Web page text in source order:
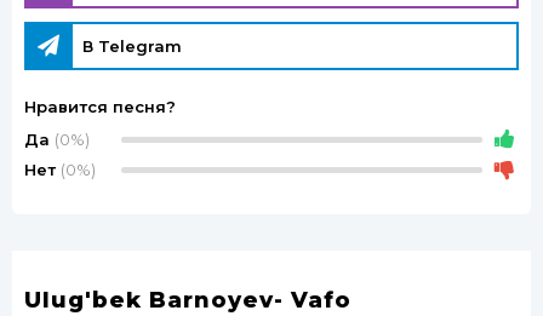
В Telegram
Нравится песня?
Да (0%)
Нет (0%)
Ulug'bek Barnoyev- Vafo